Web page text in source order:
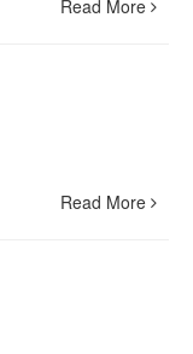
Read More
Read More